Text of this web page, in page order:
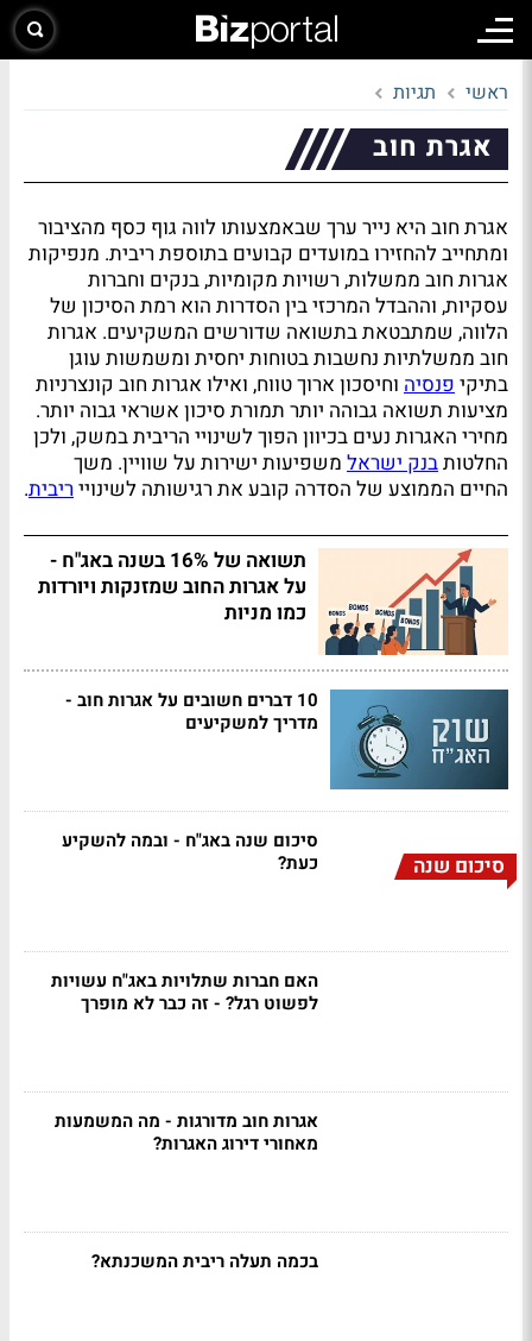
ראשי תגיות
אגרת חוב
אגרת חוב היא נייר ערך שבאמצעותו לווה גוף כסף מהציבור
ומתחייב להחזירו במועדים קבועים בתוספת ריבית. מנפיקות
אגרות חוב ממשלות, רשויות מקומיות, בנקים וחברות
עסקיות, וההבדל המרכזי בין הסדרות הוא רמת הסיכון של
הלווה, שמתבטאת בתשואה שדורשים המשקיעים. אגרות
חוב ממשלתיות נחשבות בטוחות יחסית ומשמשות עוגן
בתיקיפנסיה וחיסכון ארוך טווח, ואילו אגרות חוב קונצרניות
מציעות תשואה גבוהה יותר תמורת סיכון אשראי גבוה יותר.
מחירי האגרות נעים בכיוון הפוך לשינויי הריבית במשק, ולכן
החלטותבנק ישראל משפיעות ישירות על שוויין. משך
החיים הממוצע של הסדרה קובע את רגישותה לשינוייריבית.
תשואה של 16% בשנה באג"ח -
על אגרות החוב שמזנקות ויורדות
כמו מניות
10 דברים חשובים על אגרות חוב -
מדריך למשקיעים
סיכום שנה
סיכום שנה באג"ח - ובמה להשקיע
כעת?
האם חברות שתלויות באג"ח עשויות
לפשוט רגל? - זה כבר לא מופרך
אגרות חוב מדורגות - מה המשמעות
מאחורי דירוג האגרות?
בכמה תעלה ריבית המשכנתא?